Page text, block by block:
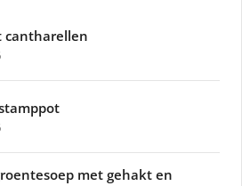
cantharellen
met gehakt en